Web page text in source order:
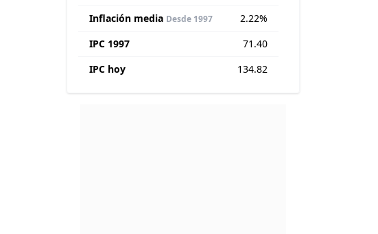
Inflación media Desde 1997
2.22%
IPC 1997
71.40
IPC hoy
134.82